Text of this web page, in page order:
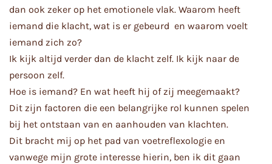
dan ook zeker op het emotionele vlak. Waarom heeft
iemand die klacht, wat is er gebeurd en waarom voelt
iemand zich zo?
Ik kijk altijd verder dan de klacht zelf. Ik kijk naar de
persoon zelf.
Hoe is iemand? En wat heeft hij of zij meegemaakt?
Dit zijn factoren die een belangrijke rol kunnen spelen
bij het ontstaan van en aanhouden van klachten.
Dit bracht mij op het pad van voetreflexologie en
vanwege mijn grote interesse hierin, ben ik dit gaan